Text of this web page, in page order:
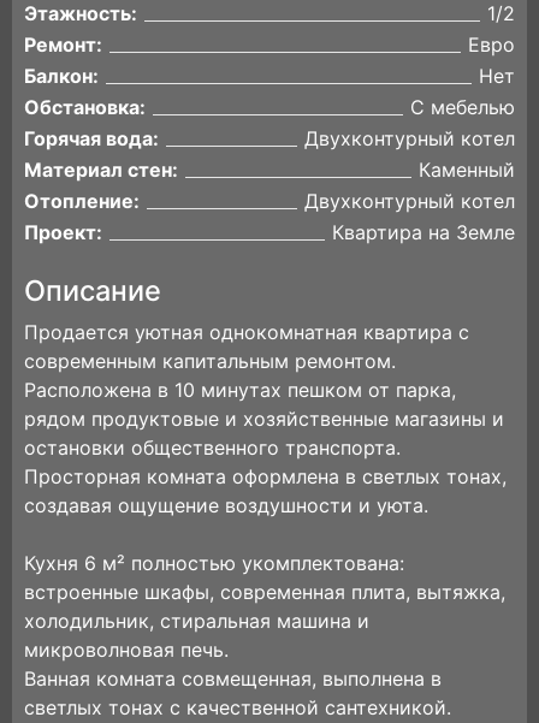
Этажность:
1/2
Ремонт:
Евро
Балкон:
Нет
Обстановка:
С мебелью
Горячая вода:
Двухконтурный котел
Материал стен:
Каменный
Отопление:
Двухконтурный котел
Проект:
Квартира на Земле
Описание
Продается уютная однокомнатная квартира с
современным капитальным ремонтом.
Расположена в 10 минутах пешком от парка,
рядом продуктовые и хозяйственные магазины и
остановки общественного транспорта.
Просторная комната оформлена в светлых тонах,
создавая ощущение воздушности и уюта.
Кухня 6 м² полностью укомплектована:
встроенные шкафы, современная плита, вытяжка,
холодильник, стиральная машина и
микроволновая печь.
Ванная комната совмещенная, выполнена в
светлых тонах с качественной сантехникой.